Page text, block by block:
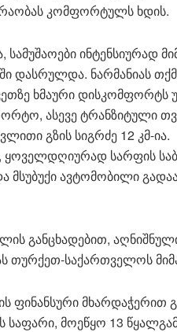
კომფორტულს ხდის.
ინტენსიურად
დასრულდა. ნარმანიას
ხმაური დისკომფორტს
ასევე ტრანზიტული
გზის სიგრძე 12 კმ-ია.
სარფის
მსუბუქი ავტომობილი
განცხადებით,
თურქეთ-საქართველოს
ფინანსური
მოეწყო 13